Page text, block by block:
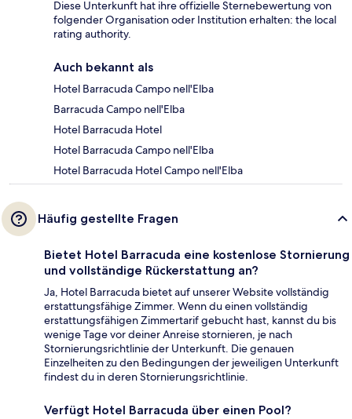
Diese Unterkunft hat ihre offizielle Sternebewertung von
folgender Organisation oder Institution erhalten: the local
rating authority.
Auch bekannt als
Hotel Barracuda Campo nell'Elba
Barracuda Campo nell'Elba
Hotel Barracuda Hotel
Hotel Barracuda Campo nell'Elba
Hotel Barracuda Hotel Campo nell'Elba
Häufig gestellte Fragen
Bietet Hotel Barracuda eine kostenlose Stornierung
und vollständige Rückerstattung an?
Ja, Hotel Barracuda bietet auf unserer Website vollständig
erstattungsfähige Zimmer. Wenn du einen vollständig
erstattungsfähigen Zimmertarif gebucht hast, kannst du bis
wenige Tage vor deiner Anreise stornieren, je nach
Stornierungsrichtlinie der Unterkunft. Die genauen
Einzelheiten zu den Bedingungen der jeweiligen Unterkunft
findest du in deren Stornierungsrichtlinie.
Verfügt Hotel Barracuda über einen Pool?